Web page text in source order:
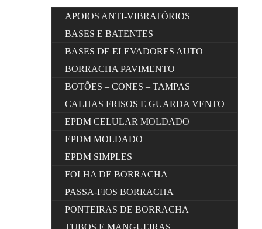
APOIOS ANTI-VIBRATÓRIOS
BASES E BATENTES
BASES DE ELEVADORES AUTO
BORRACHA PAVIMENTO
BOTÕES – CONES – TAMPAS
CALHAS FRISOS E GUARDA VENTO
EPDM CELULAR MOLDADO
EPDM MOLDADO
EPDM SIMPLES
FOLHA DE BORRACHA
PASSA-FIOS BORRACHA
PONTEIRAS DE BORRACHA
TUBOS E MANGUEIRAS